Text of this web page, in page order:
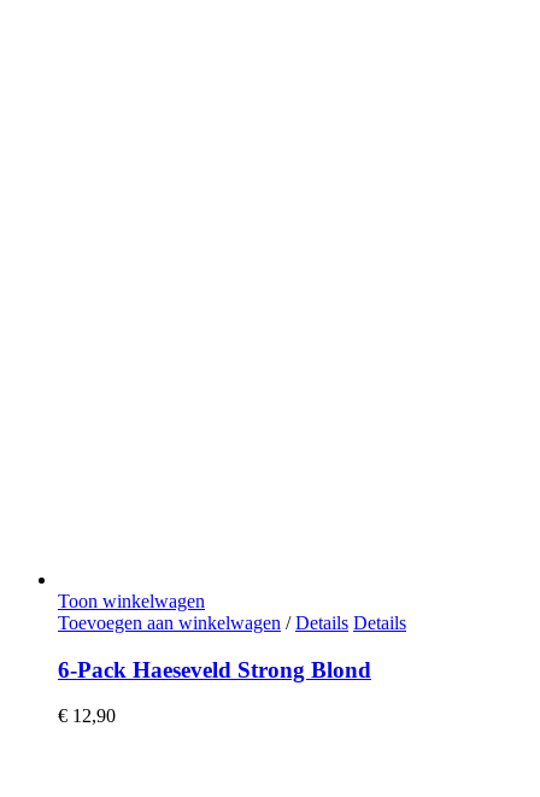
Toon winkelwagen
Toevoegen aan winkelwagen / Details Details
6-Pack Haeseveld Strong Blond
€ 12,90